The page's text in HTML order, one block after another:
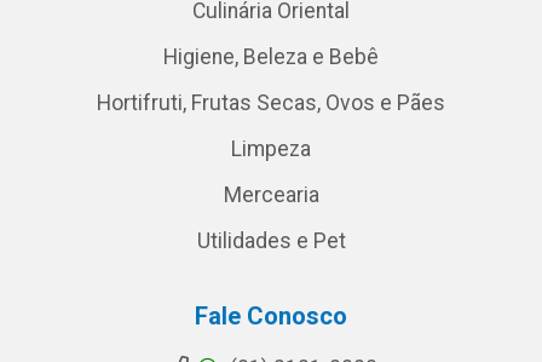
Culinária Oriental
Higiene, Beleza e Bebê
Hortifruti, Frutas Secas, Ovos e Pães
Limpeza
Mercearia
Utilidades e Pet
Fale Conosco